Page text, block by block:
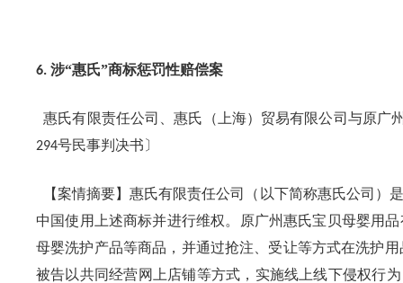
6. 涉“惠氏”商标惩罚性赔偿案
惠氏有限责任公司、惠氏（上海）贸易有限公司与原广
294号民事判决书〕
【案情摘要】惠氏有限责任公司（以下简称惠氏公司）是
中国使用上述商标并进行维权。原广州惠氏宝贝母婴用
母婴洗护产品等商品，并通过抢注、受让等方式在洗护用
被告以共同经营网上店铺等方式，实施线上线下侵权行